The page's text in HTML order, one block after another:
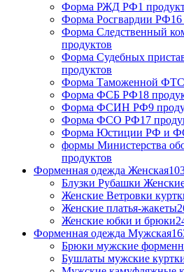
Форма РЖД РФ1
Форма Росгвардии РФ
Форма Следственный
продуктов
Форма Судебных
продуктов
Форма Таможенной
Форма ФСБ РФ18
Форма ФСИН РФ9
Форма ФСО РФ17
Форма Юстиции РФ и
формы Министерства
продуктов
Форменная одежда Женская
Блузки Рубашки
Женские Ветровки
Женские платья-жакеты
Женские юбки и брюки
Форменная одежда Мужская
Брюки мужские
Бушлаты мужские